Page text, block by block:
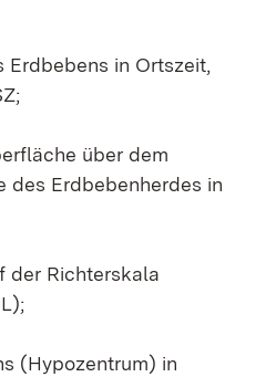
Erdbebens in Ortszeit,
über dem
des Erdbebenherdes in
der Richterskala
(Hypozentrum) in